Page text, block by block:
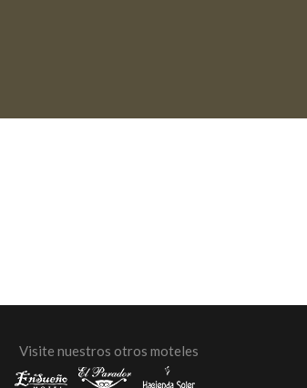
Visite nuestros otros moteles